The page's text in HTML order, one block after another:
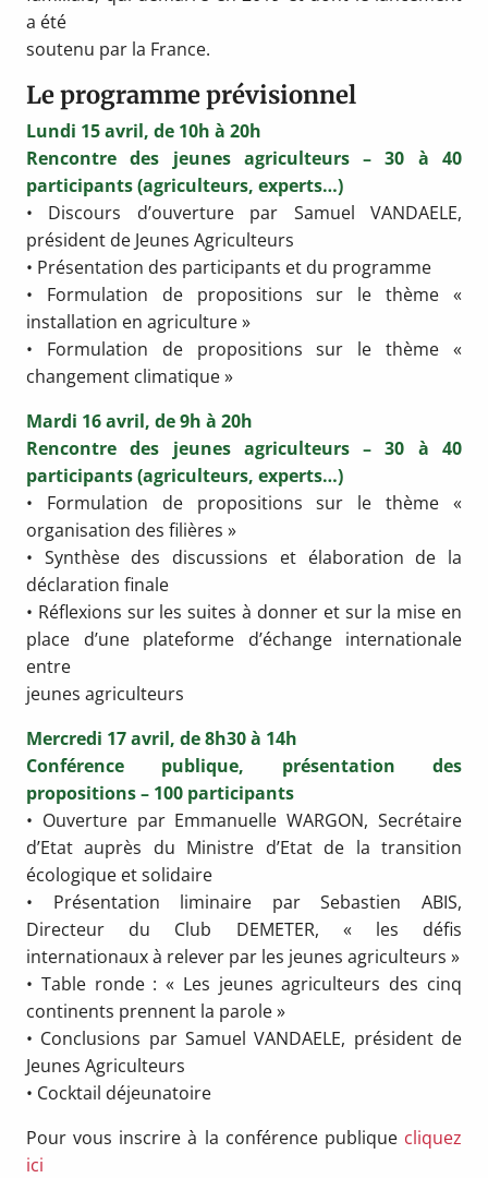
a été
soutenu par la France.
Le programme prévisionnel
Lundi 15 avril, de 10h à 20h
Rencontre des jeunes agriculteurs – 30 à 40
participants (agriculteurs, experts…)
• Discours d’ouverture par Samuel VANDAELE,
président de Jeunes Agriculteurs
• Présentation des participants et du programme
• Formulation de propositions sur le thème «
installation en agriculture »
• Formulation de propositions sur le thème «
changement climatique »
Mardi 16 avril, de 9h à 20h
Rencontre des jeunes agriculteurs – 30 à 40
participants (agriculteurs, experts…)
• Formulation de propositions sur le thème «
organisation des filières »
• Synthèse des discussions et élaboration de la
déclaration finale
• Réflexions sur les suites à donner et sur la mise en
place d’une plateforme d’échange internationale
entre
jeunes agriculteurs
Mercredi 17 avril, de 8h30 à 14h
Conférence publique, présentation des
propositions – 100 participants
• Ouverture par Emmanuelle WARGON, Secrétaire
d’Etat auprès du Ministre d’Etat de la transition
écologique et solidaire
• Présentation liminaire par Sebastien ABIS,
Directeur du Club DEMETER, « les défis
internationaux à relever par les jeunes agriculteurs »
• Table ronde : « Les jeunes agriculteurs des cinq
continents prennent la parole »
• Conclusions par Samuel VANDAELE, président de
Jeunes Agriculteurs
• Cocktail déjeunatoire
Pour vous inscrire à la conférence publique cliquez
ici